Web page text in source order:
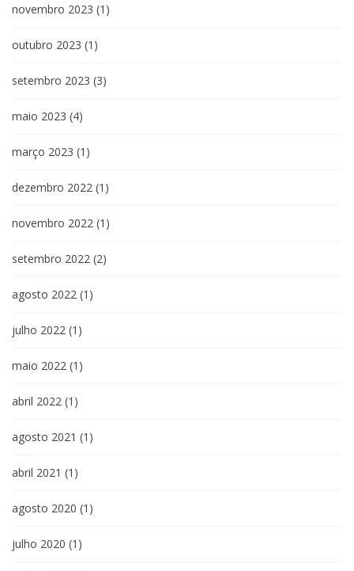
novembro 2023 (1)
outubro 2023 (1)
setembro 2023 (3)
maio 2023 (4)
março 2023 (1)
dezembro 2022 (1)
novembro 2022 (1)
setembro 2022 (2)
agosto 2022 (1)
julho 2022 (1)
maio 2022 (1)
abril 2022 (1)
agosto 2021 (1)
abril 2021 (1)
agosto 2020 (1)
julho 2020 (1)